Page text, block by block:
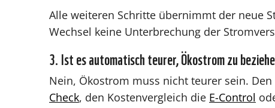
Alle weiteren Schritte übernimmt der neue
Wechsel keine Unterbrechung der
3. Ist es automatisch teurer, Ökostrom zu
Nein, Ökostrom muss nicht teurer sein.
Check, den Kostenvergleich die E-Control